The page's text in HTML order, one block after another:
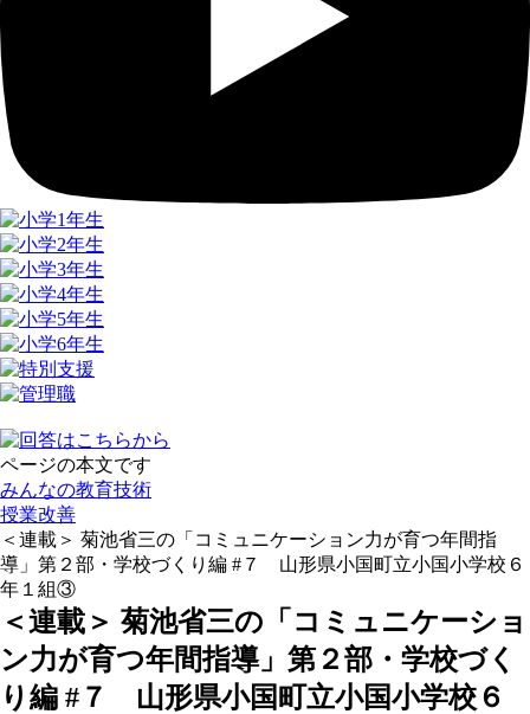
ページの本文です
みんなの教育技術
授業改善
＜連載＞ 菊池省三の「コミュニケーション力が育つ年間指
導」第２部・学校づくり編 #７ 山形県小国町立小国小学校６
年１組③
＜連載＞ 菊池省三の「コミュニケーショ
ン力が育つ年間指導」第２部・学校づく
り編 #７ 山形県小国町立小国小学校６